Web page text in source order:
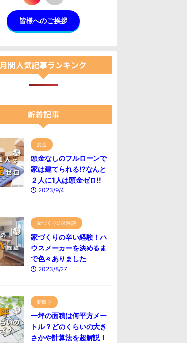
皆様へのご挨拶
月間人気記事ランキング
新着記事
お金
頭金なしのフルローンで
家は建てられる!?なんと
２人に1人は頭金ゼロ!!
2023/9/4
家づくりの体験談
家づくりの辛い経験！ハ
ウスメーカーを決めるま
で色々ありました
2023/8/27
間取り
一坪の面積は何平方メー
トル？どのくらいの大き
さかや計算法を超解説！